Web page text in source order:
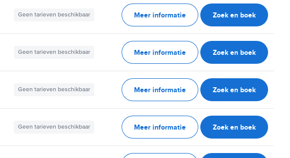
Geen tarieven beschikbaar Meer informatie Zoek en boek
Geen tarieven beschikbaar Meer informatie Zoek en boek
Geen tarieven beschikbaar Meer informatie Zoek en boek
Geen tarieven beschikbaar Meer informatie Zoek en boek